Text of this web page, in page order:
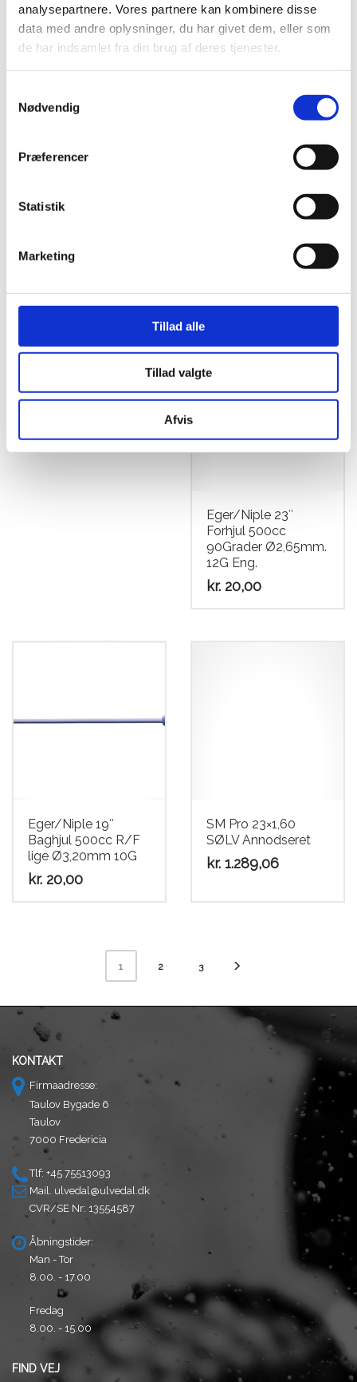
analysepartnere. Vores partnere kan kombinere disse
data med andre oplysninger, du har givet dem, eller som
de har indsamlet fra din brug af deres tjenester.
Nødvendig
Præferencer
Statistik
Marketing
Tillad alle
Tillad valgte
Afvis
kr. 1.099,00
Eger/Niple 23″
Forhjul 500cc
90Grader Ø2,65mm.
12G Eng.
kr. 20,00
Eger/Niple 19″
Baghjul 500cc R/F
lige Ø3,20mm 10G
kr. 20,00
SM Pro 23×1,60
SØLV Annodseret
kr. 1.289,06
flere
1 2 3
KONTAKT
Firmaadresse:
Taulov Bygade 6
Taulov
7000 Fredericia
Tlf: +45 75513093
Mail. ulvedal@ulvedal.dk
CVR/SE Nr: 13554587
Åbningstider:
Man - Tor
8.00. - 17.00
Fredag
8.00. - 15.00
FIND VEJ